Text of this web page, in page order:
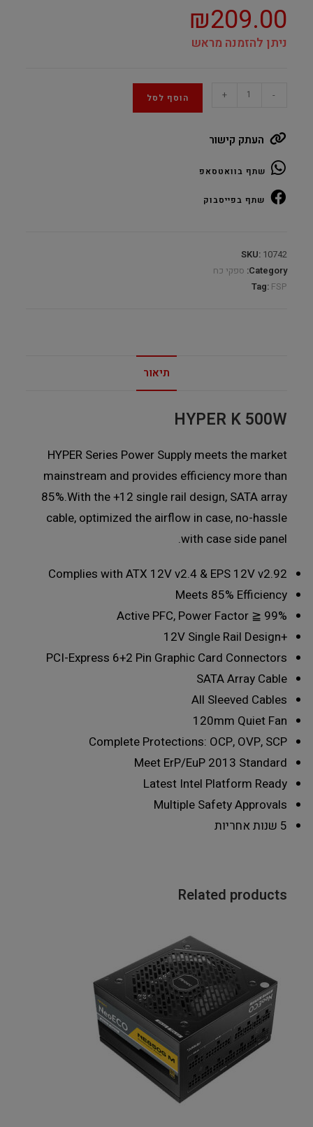
₪209.00
ניתן להזמנה מראש
500W
80Plus
quantity
-
+ הוסף לסל
העתק קישור
שתף בוואטסאפ
שתף בפייסבוק
SKU: 10742
Category: ספקי כח
Tag: FSP
תיאור
HYPER K500W
HYPER Series Power Supply meets the market
mainstream and provides efficiency more than
85%.With the +12 single rail design, SATA array
cable, optimized the airflow in case, no-hassle
with case side panel.
Complies with ATX 12V v2.4 & EPS 12V v2.92
Meets 85% Efficiency
Active PFC, Power Factor ≧ 99%
+12V Single Rail Design
PCI-Express 6+2 Pin Graphic Card Connectors
SATA Array Cable
All Sleeved Cables
120mm Quiet Fan
Complete Protections: OCP, OVP, SCP
Meet ErP/EuP 2013 Standard
Latest Intel Platform Ready
Multiple Safety Approvals
5 שנות אחריות
Related products